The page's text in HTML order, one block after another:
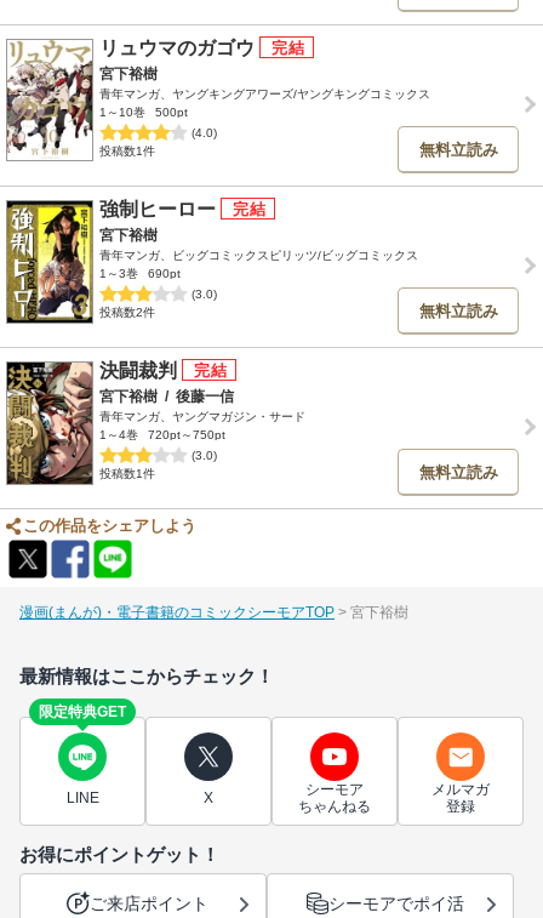
リュウマのガゴウ
宮下裕樹
青年マンガ、ヤングキングアワーズ/ヤングキングコミックス
1～10巻
500pt
(4.0)
投稿数1件
無料立読み
強制ヒーロー
宮下裕樹
青年マンガ、ビッグコミックスピリッツ/ビッグコミックス
1～3巻
690pt
(3.0)
投稿数2件
無料立読み
決闘裁判
宮下裕樹 / 後藤一信
青年マンガ、ヤングマガジン・サード
1～4巻
720pt～750pt
(3.0)
投稿数1件
無料立読み
この作品をシェアしよう
漫画(まんが)・電子書籍のコミックシーモアTOP 宮下裕樹
最新情報はここからチェック！
限定特典GET
LINE X
シーモア
ちゃんねる
メルマガ
登録
お得にポイントゲット！
ご来店ポイント シーモアでポイ活